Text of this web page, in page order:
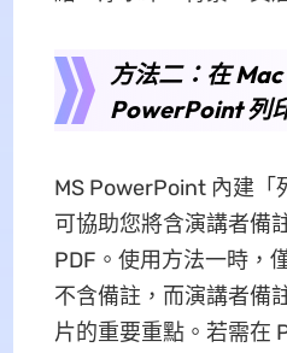
方法二：在
PowerPoint 列
MS PowerPoint 內建「
可協助您將含演講者備
PDF。使用方法一時，
不含備註，而演講者備
片的重要重點。若需在